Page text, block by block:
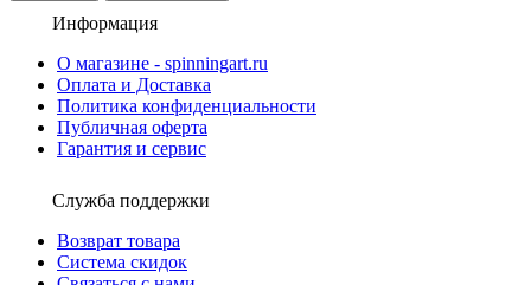
Информация
О магазине - spinningart.ru
Оплата и Доставка
Политика конфиденциальности
Публичная оферта
Гарантия и сервис
Служба поддержки
Возврат товара
Система скидок